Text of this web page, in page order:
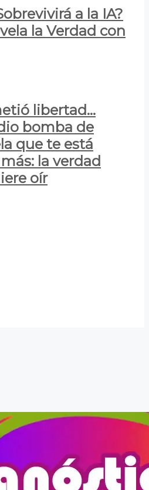
a la IA?
la Verdad con
libertad…
bomba de
que te está
la verdad
oír